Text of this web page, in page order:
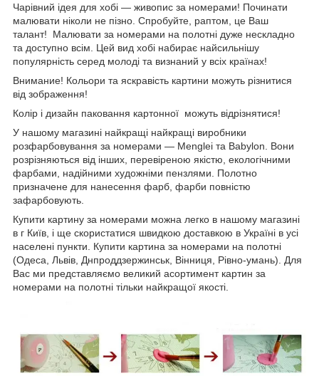
Чарівний ідея для хобі — живопис за номерами! Починати
малювати ніколи не пізно. Спробуйте, раптом, це Ваш
талант! Малювати за номерами на полотні дуже нескладно
та доступно всім. Цей вид хобі набирає найсильнішу
популярність серед молоді та визнаний у всіх країнах!
Внимание! Кольори та яскравість картини можуть різнитися
від зображення!
Колір і дизайн паковання картонної можуть відрізнятися!
У нашому магазині найкращі найкращі виробники
розфарбовування за номерами — Menglei та Babylon. Вони
розрізняються від інших, перевіреною якістю, екологічними
фарбами, надійними художніми пензлями. Полотно
призначене для нанесення фарб, фарби повністю
зафарбовують.
Купити картину за номерами можна легко в нашому магазині
в г Київ, і ще скористатися швидкою доставкою в Україні в усі
населені пункти. Купити картина за номерами на полотні
(Одеса, Львів, Днпроддзержинськ, Вінниця, Рівно-умань). Для
Вас ми представляємо великий асортимент картин за
номерами на полотні тільки найкращої якості.